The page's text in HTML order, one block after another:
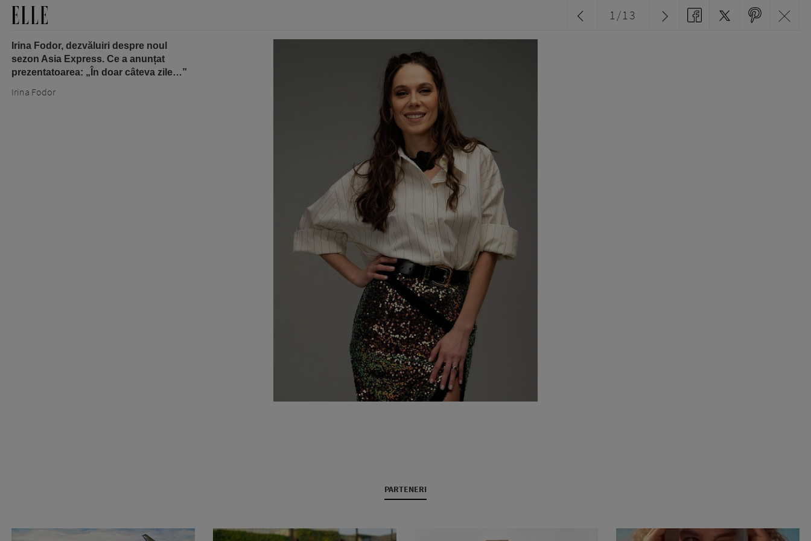
Irina Fodor, dezvăluiri despre noul
sezon Asia Express. Ce a anunțat
prezentatoarea: „În doar câteva zile…”
Irina Fodor
1/13
PARTENERI